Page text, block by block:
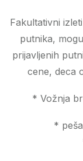
Fakultativni
putnika,
prijavljenih
cene, deca
* Vožnja
*